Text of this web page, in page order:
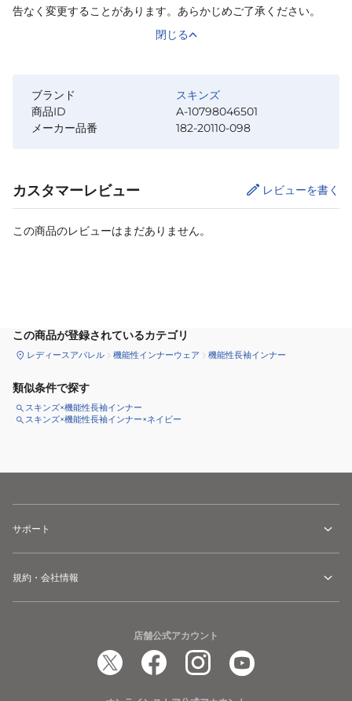
告なく変更することがあります。あらかじめご了承ください。
閉じる
ブランド
スキンズ
商品ID
A-10798046501
メーカー品番
182-20110-098
カスタマーレビュー レビューを書く
この商品のレビューはまだありません。
この商品が登録されているカテゴリ
レディースアパレル 機能性インナーウェア 機能性長袖インナー
類似条件で探す
スキンズ×機能性長袖インナー
スキンズ×機能性長袖インナー×ネイビー
サポート
規約・会社情報
店舗公式アカウント